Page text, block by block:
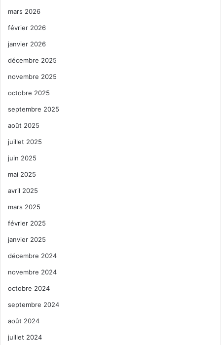
mars 2026
février 2026
janvier 2026
décembre 2025
novembre 2025
octobre 2025
septembre 2025
août 2025
juillet 2025
juin 2025
mai 2025
avril 2025
mars 2025
février 2025
janvier 2025
décembre 2024
novembre 2024
octobre 2024
septembre 2024
août 2024
juillet 2024